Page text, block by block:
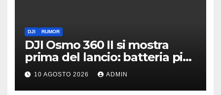
DJI RUMOR
DJI Osmo 360 II si mostra
prima del lancio: batteria più
grande e video 8K
10 AGOSTO 2026 ADMIN